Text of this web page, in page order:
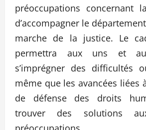
préoccupations concernant
d’accompagner le
marche de la justice. Le
permettra aux uns et
s’imprégner des difficultés
même que les avancées liées
de défense des droits
trouver des solutions